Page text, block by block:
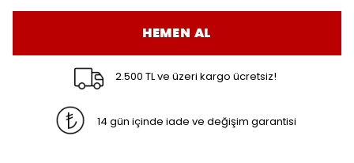
HEMEN AL
2.500 TL ve üzeri kargo ücretsiz!
14 gün içinde iade ve değişim garantisi